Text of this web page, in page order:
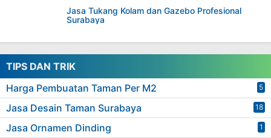
Jasa Tukang Kolam dan Gazebo Profesional
Surabaya
TIPS DAN TRIK
Harga Pembuatan Taman Per M2
5
Jasa Desain Taman Surabaya 18
Jasa Ornamen Dinding 1